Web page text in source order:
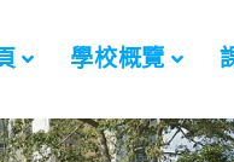
學校概覽